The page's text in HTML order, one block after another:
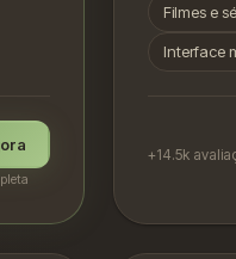
Filmes e
Interface
+14.5k